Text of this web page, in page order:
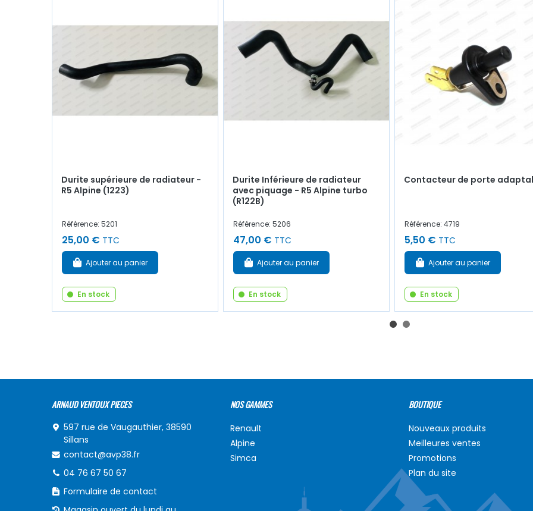
Durite supérieure de radiateur -
R5 Alpine (1223)
Référence: 5201
25,00 € TTC
Ajouter au panier
En stock
Durite Inférieure de radiateur
avec piquage - R5 Alpine turbo
(R122B)
Référence: 5206
47,00 € TTC
Ajouter au panier
En stock
Contacteur de porte
Référence: 4719
5,50 € TTC
Ajouter au panier
En stock
ARNAUD VENTOUX PIECES
597 rue de Vaugauthier, 38590
Sillans
contact@avp38.fr
04 76 67 50 67
Formulaire de contact
NOS GAMMES
Renault
Alpine
Simca
BOUTIQUE
Nouveaux produits
Meilleures ventes
Promotions
Plan du site